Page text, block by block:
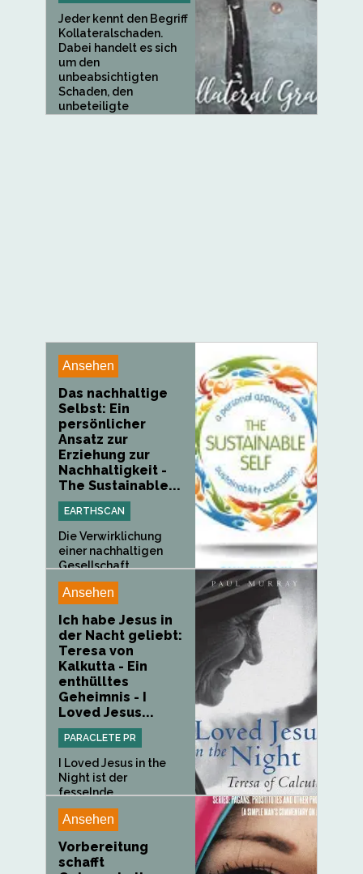
Jeder kennt den Begriff
Kollateralschaden.
Dabei handelt es sich
um den
unbeabsichtigten
Schaden, den
unbeteiligte
Ansehen
Das nachhaltige
Selbst: Ein
persönlicher
Ansatz zur
Erziehung zur
Nachhaltigkeit -
The Sustainable...
EARTHSCAN
Die Verwirklichung
einer nachhaltigen
Gesellschaft...
Ansehen
Ich habe Jesus in
der Nacht geliebt:
Teresa von
Kalkutta - Ein
enthülltes
Geheimnis - I
Loved Jesus...
PARACLETE PR
I Loved Jesus in the
Night ist der
fesselnde...
Ansehen
Vorbereitung
schafft